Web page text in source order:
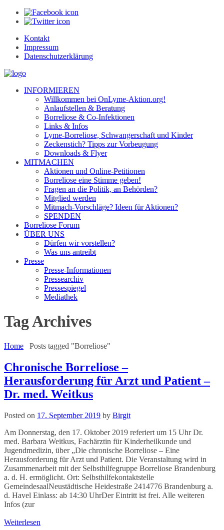
Kontakt
Impressum
Datenschutzerklärung
INFORMIEREN
Willkommen bei OnLyme-Aktion.org!
Anlaufstellen & Beratung
Borreliose & Co-Infektionen
Links & Infos
Lyme-Borreliose, Schwangerschaft und Kinder
Zeckenstich? Tipps zur Vorbeugung
Downloads & Flyer
MITMACHEN
Aktionen und Online-Petitionen
Borreliose eine Stimme geben!
Fragen an die Politik, an Behörden?
Mitglied werden
Mitmach-Vorschläge? Ideen für Aktionen?
SPENDEN
Borreliose Forum
ÜBER UNS
Dürfen wir vorstellen?
Was uns antreibt
Presse
Presse-Informationen
Pressearchiv
Pressespiegel
Mediathek
Tag Archives
Home Posts tagged "Borreliose"
Chronische Borreliose –
Herausforderung für Arzt und Patient –
Dr. med. Weitkus
Posted on 17. September 2019 by Birgit
Am Donnerstag, den 17. Oktober 2019 referiert um 15 Uhr Dr.
med. Barbara Weitkus, Fachärztin für Kinderheilkunde und
Jugendmedizin, über „Die chronische Borreliose – Eine
Herausforderung für Arzt und Patient. Die Veranstaltung wird in
Zusammenarbeit mit der Selbsthilfegruppe Borreliose Brandenburg
a. d. H. ermöglicht. Ort: Selbsthilfekontaktstelle
GemeindesaalNeustädtische Heidestraße 2414776 Brandenburg a.
d. Havel Einlass: ab 14:30 UhrDer Eintritt ist frei. Alle weiteren
Infos (zur
Weiterlesen